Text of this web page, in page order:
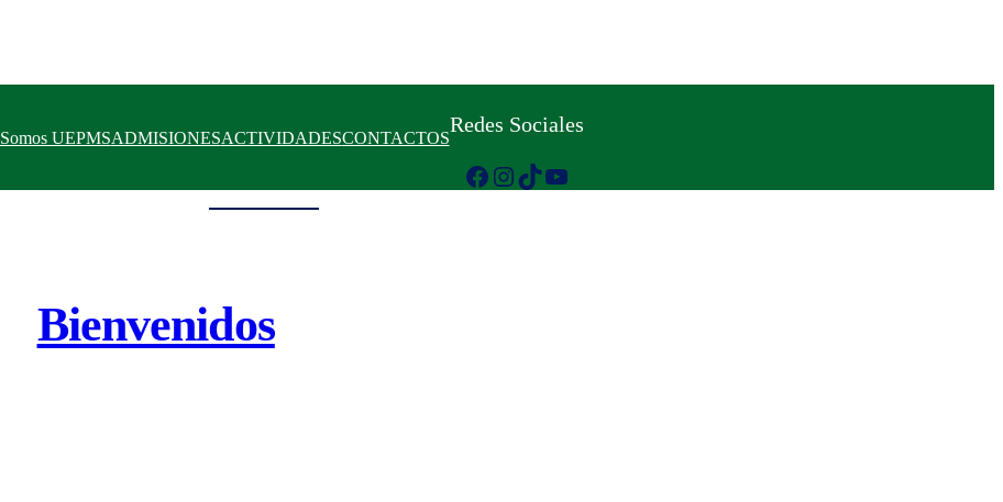
Somos UEPMSADMISIONESACTIVIDADESCONTACTOS
Redes Sociales
Facebook Instagram TikTok YouTube
Bienvenidos